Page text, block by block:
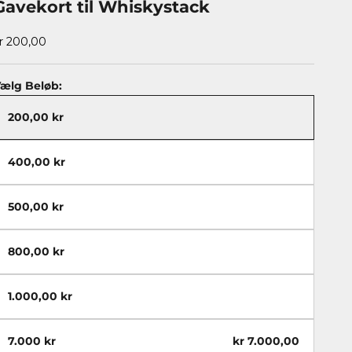
til Whiskystack
200,00
Beløb:
200,00 kr
400,00 kr
500,00 kr
800,00 kr
1.000,00 kr
7.000 kr kr 7.000,00